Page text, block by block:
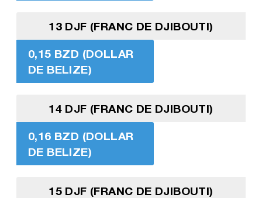
13 DJF (FRANC DE DJIBOUTI)
0,15 BZD (DOLLAR
DE BELIZE)
14 DJF (FRANC DE DJIBOUTI)
0,16 BZD (DOLLAR
DE BELIZE)
15 DJF (FRANC DE DJIBOUTI)